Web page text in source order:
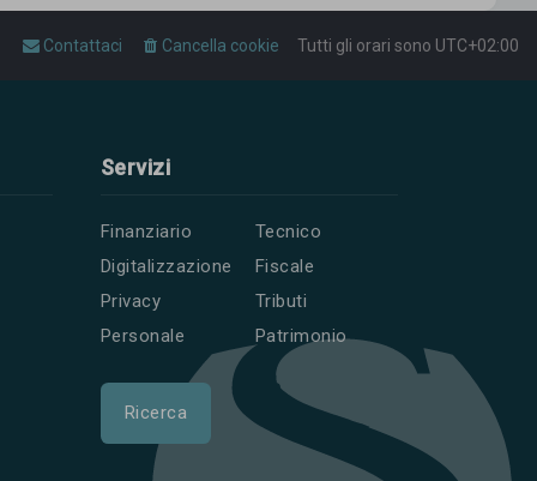
Tutti gli orari sono UTC+02:00
Cancella cookie
Contattaci
Servizi
Finanziario
Digitalizzazione
Privacy
Personale
Tecnico
Fiscale
Tributi
Patrimonio
Ricerca